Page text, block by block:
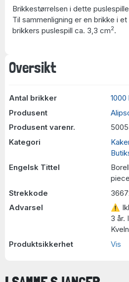
Oversikt
Antal brikker
Produsent
Produsent varenr.
Kategori
Engelsk Tittel
Strekkode
Advarsel
⚠
3 år.
Produktsikkerhet
Vis
Brikkestørrelsen i dette
Til sammenligning er en brikke i et
brikkers puslespill ca. 3,3 cm2.